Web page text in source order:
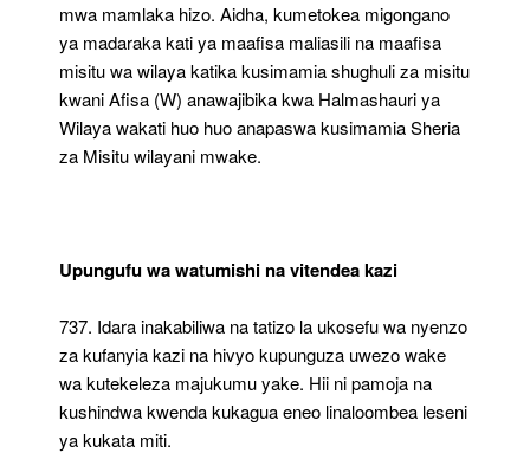
mwa mamlaka hizo. Aidha, kumetokea migongano
ya madaraka kati ya maafisa maliasili na maafisa
misitu wa wilaya katika kusimamia shughuli za misitu
kwani Afisa (W) anawajibika kwa Halmashauri ya
Wilaya wakati huo huo anapaswa kusimamia Sheria
za Misitu wilayani mwake.
Upungufu wa watumishi na vitendea kazi
737. Idara inakabiliwa na tatizo la ukosefu wa nyenzo
za kufanyia kazi na hivyo kupunguza uwezo wake
wa kutekeleza majukumu yake. Hii ni pamoja na
kushindwa kwenda kukagua eneo linaloombea leseni
ya kukata miti.